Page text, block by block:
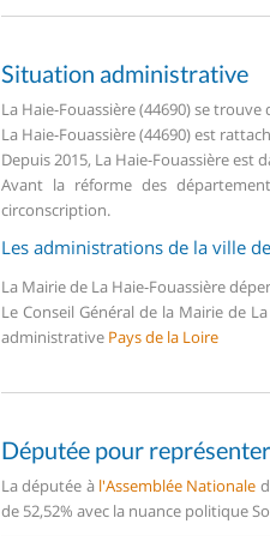
Situation administrative
La Haie-Fouassière (44690) se
La Haie-Fouassière (44690) est
Depuis 2015, La Haie-Fouassière
Avant la réforme des
circonscription.
Les administrations de la ville
La Mairie de La Haie-Fouassière
Le Conseil Général de la Mairie de
administrative Pays de la Loire
Députée pour
La députée à l'Assemblée Nationale
de 52,52% avec la nuance politique